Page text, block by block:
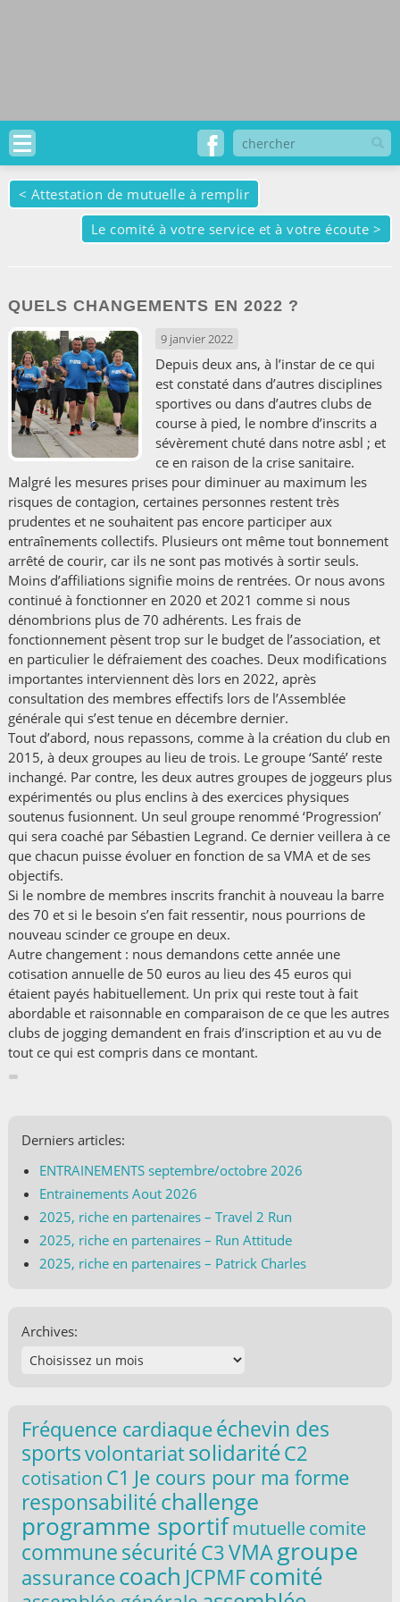
< Attestation de mutuelle à remplir
Le comité à votre service et à votre écoute >
QUELS CHANGEMENTS EN 2022 ?
9 janvier 2022
Depuis deux ans, à l’instar de ce qui
est constaté dans d’autres disciplines
sportives ou dans d’autres clubs de
course à pied, le nombre d’inscrits a
sévèrement chuté dans notre asbl ; et
ce en raison de la crise sanitaire.
Malgré les mesures prises pour diminuer au maximum les
risques de contagion, certaines personnes restent très
prudentes et ne souhaitent pas encore participer aux
entraînements collectifs. Plusieurs ont même tout bonnement
arrêté de courir, car ils ne sont pas motivés à sortir seuls.
Moins d’affiliations signifie moins de rentrées. Or nous avons
continué à fonctionner en 2020 et 2021 comme si nous
dénombrions plus de 70 adhérents. Les frais de
fonctionnement pèsent trop sur le budget de l’association, et
en particulier le défraiement des coaches. Deux modifications
importantes interviennent dès lors en 2022, après
consultation des membres effectifs lors de l’Assemblée
générale qui s’est tenue en décembre dernier.
Tout d’abord, nous repassons, comme à la création du club en
2015, à deux groupes au lieu de trois. Le groupe ‘Santé’ reste
inchangé. Par contre, les deux autres groupes de joggeurs plus
expérimentés ou plus enclins à des exercices physiques
soutenus fusionnent. Un seul groupe renommé ‘Progression’
qui sera coaché par Sébastien Legrand. Ce dernier veillera à ce
que chacun puisse évoluer en fonction de sa VMA et de ses
objectifs.
Si le nombre de membres inscrits franchit à nouveau la barre
des 70 et si le besoin s’en fait ressentir, nous pourrions de
nouveau scinder ce groupe en deux.
Autre changement : nous demandons cette année une
cotisation annuelle de 50 euros au lieu des 45 euros qui
étaient payés habituellement. Un prix qui reste tout à fait
abordable et raisonnable en comparaison de ce que les autres
clubs de jogging demandent en frais d’inscription et au vu de
tout ce qui est compris dans ce montant.
Derniers articles:
ENTRAINEMENTS septembre/octobre 2026
Entrainements Aout 2026
2025, riche en partenaires – Travel 2 Run
2025, riche en partenaires – Run Attitude
2025, riche en partenaires – Patrick Charles
Archives:
Fréquence cardiaqueéchevin des
sportsvolontariatsolidaritéC2
cotisation C1 Je cours pour ma forme
responsabilitéchallenge
programme sportifmutuellecomite
communesécuritéC3VMAgroupe
assurancecoach JCPMFcomité